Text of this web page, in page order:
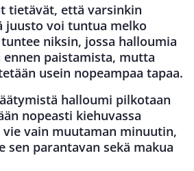
tietävät, että varsinkin
juusto voi tuntua melko
niksin, jossa halloumia
ennen paistamista, mutta
usein nopeampaa tapaa.
halloumi pilkotaan
nopeasti kiehuvassa
vie vain muutaman minuutin,
sen parantavan sekä makua